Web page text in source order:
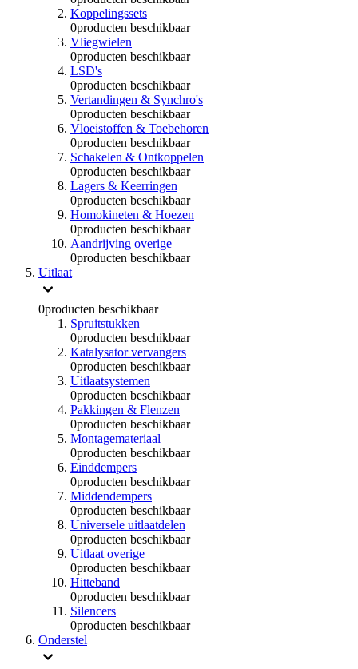
Koppelingssets
0producten beschikbaar
Vliegwielen
0producten beschikbaar
LSD's
0producten beschikbaar
Vertandingen & Synchro's
0producten beschikbaar
Vloeistoffen & Toebehoren
0producten beschikbaar
Schakelen & Ontkoppelen
0producten beschikbaar
Lagers & Keerringen
0producten beschikbaar
Homokineten & Hoezen
0producten beschikbaar
Aandrijving overige
0producten beschikbaar
Uitlaat
0producten beschikbaar
Spruitstukken
0producten beschikbaar
Katalysator vervangers
0producten beschikbaar
Uitlaatsystemen
0producten beschikbaar
Pakkingen & Flenzen
0producten beschikbaar
Montagemateriaal
0producten beschikbaar
Einddempers
0producten beschikbaar
Middendempers
0producten beschikbaar
Universele uitlaatdelen
0producten beschikbaar
Uitlaat overige
0producten beschikbaar
Hitteband
0producten beschikbaar
Silencers
0producten beschikbaar
Onderstel